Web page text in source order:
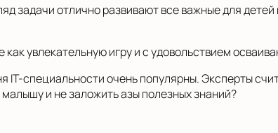
задачи отлично развивают все важные для
увлекательную игру и с удовольствием
IT-специальности очень популярны. Эксперты
и не заложить азы полезных знаний?